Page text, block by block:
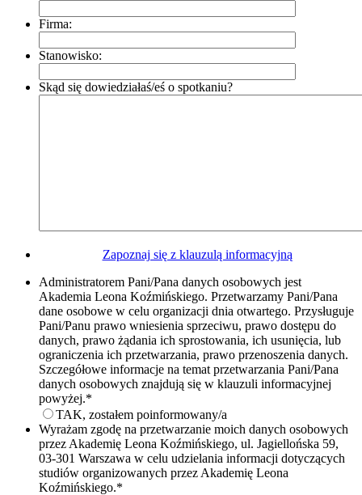
Firma:
Stanowisko:
Skąd się dowiedziałaś/eś o spotkaniu?
Zapoznaj się z klauzulą informacyjną
Administratorem Pani/Pana danych osobowych jest
Akademia Leona Koźmińskiego. Przetwarzamy Pani/Pana
dane osobowe w celu organizacji dnia otwartego. Przysługuje
Pani/Panu prawo wniesienia sprzeciwu, prawo dostępu do
danych, prawo żądania ich sprostowania, ich usunięcia, lub
ograniczenia ich przetwarzania, prawo przenoszenia danych.
Szczegółowe informacje na temat przetwarzania Pani/Pana
danych osobowych znajdują się w klauzuli informacyjnej
powyżej.*
TAK, zostałem poinformowany/a
Wyrażam zgodę na przetwarzanie moich danych osobowych
przez Akademię Leona Koźmińskiego, ul. Jagiellońska 59,
03-301 Warszawa w celu udzielania informacji dotyczących
studiów organizowanych przez Akademię Leona
Koźmińskiego.*